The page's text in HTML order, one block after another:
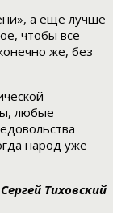
а еще лучше
чтобы все
же, без
любые
народ уже
Сергей Тиховский